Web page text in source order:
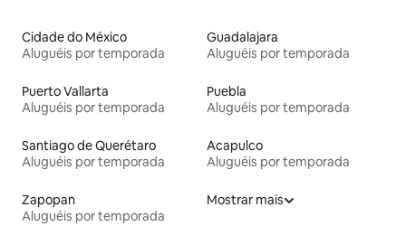
Cidade do México
Aluguéis por temporada
Guadalajara
Aluguéis por temporada
Puerto Vallarta
Aluguéis por temporada
Puebla
Aluguéis por temporada
Santiago de Querétaro
Aluguéis por temporada
Acapulco
Aluguéis por temporada
Zapopan
Aluguéis por temporada
Mostrar mais